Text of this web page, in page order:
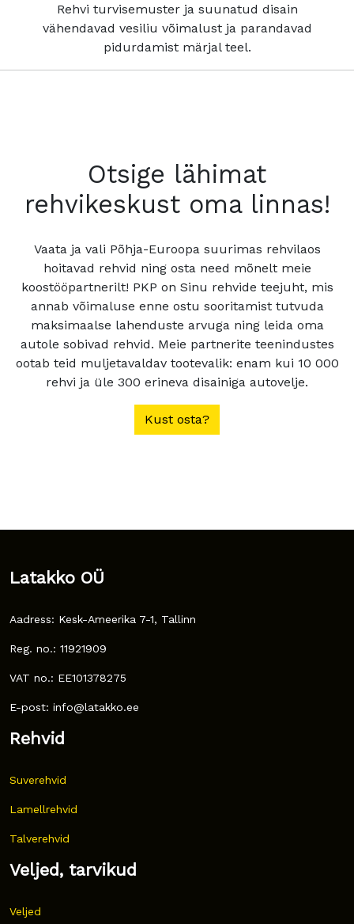
Rehvi turvisemuster ja suunatud disain
vähendavad vesiliu võimalust ja parandavad
pidurdamist märjal teel.
Otsige lähimat
rehvikeskust oma linnas!
Vaata ja vali Põhja-Euroopa suurimas rehvilaos
hoitavad rehvid ning osta need mõnelt meie
koostööpartnerilt! PKP on Sinu rehvide teejuht, mis
annab võimaluse enne ostu sooritamist tutvuda
maksimaalse lahenduste arvuga ning leida oma
autole sobivad rehvid. Meie partnerite teenindustes
ootab teid muljetavaldav tootevalik: enam kui 10 000
rehvi ja üle 300 erineva disainiga autovelje.
Kust osta?
Latakko OÜ
Aadress: Kesk-Ameerika 7-1, Tallinn
Reg. no.: 11921909
VAT no.: EE101378275
E-post: info@latakko.ee
Rehvid
Suverehvid
Lamellrehvid
Talverehvid
Veljed, tarvikud
Veljed